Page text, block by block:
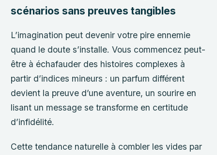
scénarios sans preuves tangibles
L’imagination peut devenir votre pire ennemie
quand le doute s’installe. Vous commencez peut-
être à échafauder des histoires complexes à
partir d’indices mineurs : un parfum différent
devient la preuve d’une aventure, un sourire en
lisant un message se transforme en certitude
d’infidélité.
Cette tendance naturelle à combler les vides par